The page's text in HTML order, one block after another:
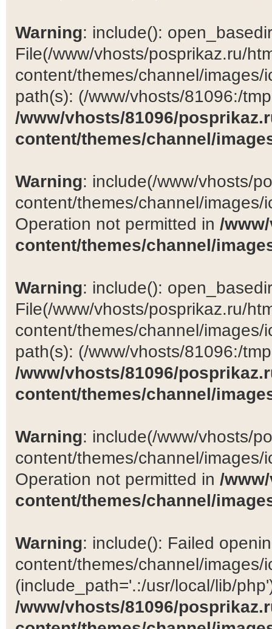
Warning: include():
File(/www/vhosts/posprikaz.ru/
content/themes/channel/
path(s): (/www/vhosts/81096:/
/www/vhosts/81096/
content/themes/channel/
Warning: include(/www/vhosts/
content/themes/channel/
Operation not permitted in /
content/themes/channel/
Warning: include():
File(/www/vhosts/posprikaz.ru/
content/themes/channel/
path(s): (/www/vhosts/81096:/
/www/vhosts/81096/
content/themes/channel/
Warning: include(/www/vhosts/
content/themes/channel/
Operation not permitted in /
content/themes/channel/
Warning: include(): Failed
content/themes/channel/images/
(include_path='.:/usr/local/lib/
/www/vhosts/81096/